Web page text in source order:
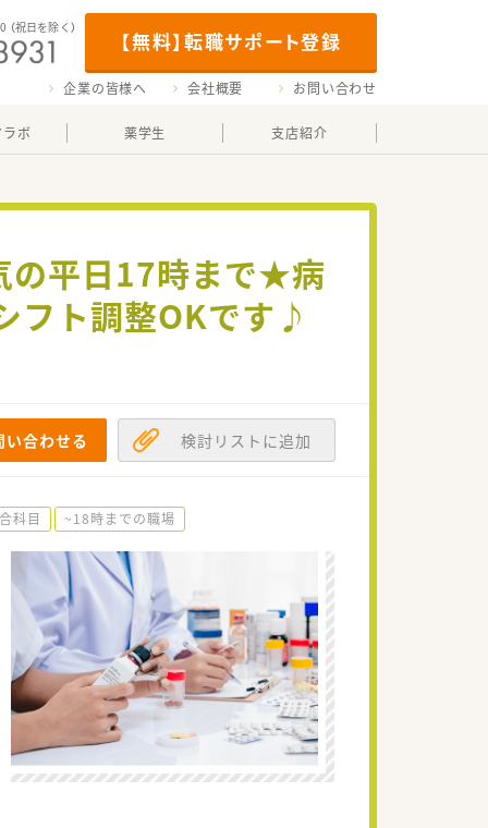
【無料】転職サポート登録
（祝日を除く）
企業の皆様へ 会社概要 お問い合わせ
ボ 薬学生 支店紹介
の平日17時まで★病
フト調整OKです♪
い合わせる 検討リストに追加
科目 ~18時までの職場